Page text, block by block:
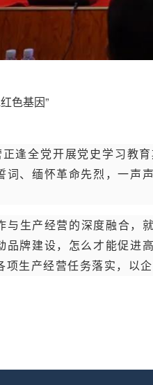
色基因”
逢全党开展党史学习教
词、缅怀革命先烈，一声
与生产经营的深度融合，
品牌建设，怎么才能促进
项生产经营任务落实，以